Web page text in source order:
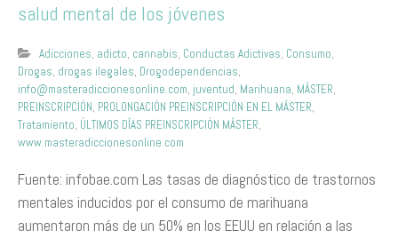
salud mental de los jóvenes
Adicciones, adicto, cannabis, Conductas Adictivas, Consumo,
Drogas, drogas ilegales, Drogodependencias,
info@masteradiccionesonline.com, juventud, Marihuana, MÁSTER,
PREINSCRIPCIÓN, PROLONGACIÓN PREINSCRIPCIÓN EN EL MÁSTER,
Tratamiento, ÚLTIMOS DÍAS PREINSCRIPCIÓN MÁSTER,
www.masteradiccionesonline.com
Fuente: infobae.com Las tasas de diagnóstico de trastornos
mentales inducidos por el consumo de marihuana
aumentaron más de un 50% en los EEUU en relación a las